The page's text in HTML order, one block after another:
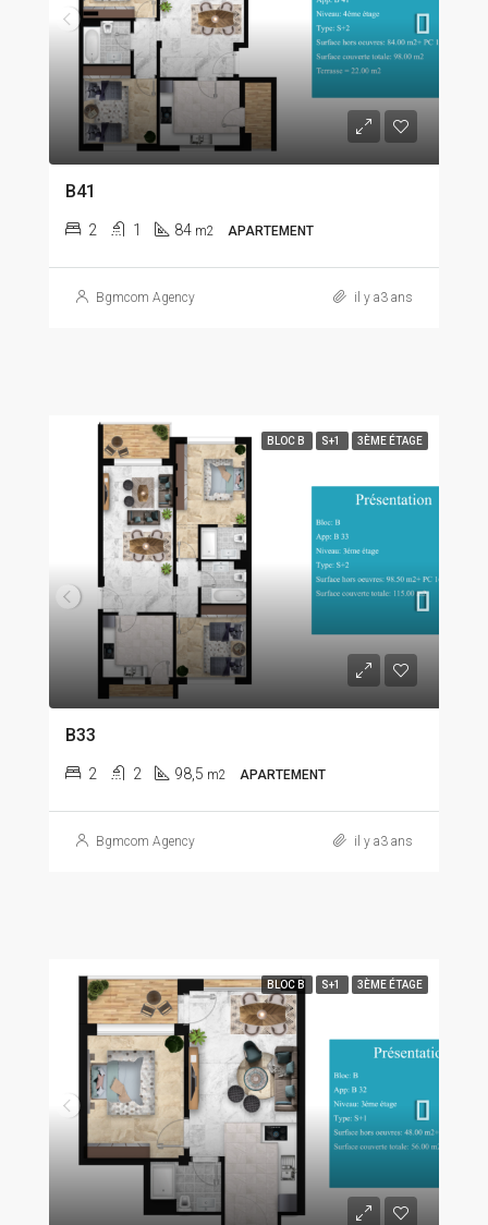
B41
2 1 84 m2 APARTEMENT
Bgmcom Agency il y a3 ans
BLOC B S+1 3ÈME ÉTAGE
B33
2 2 98,5 m2 APARTEMENT
Bgmcom Agency il y a3 ans
BLOC B S+1 3ÈME ÉTAGE